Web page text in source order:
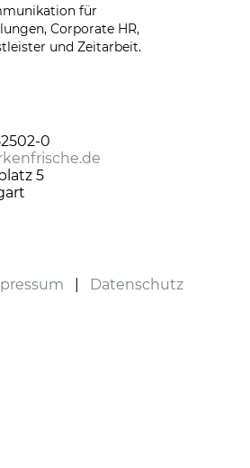
für
Corporate HR,
und Zeitarbeit.
0
5
Datenschutz